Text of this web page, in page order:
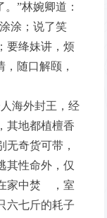
”林婉卿道：
涂；说了笑
要绛妹讲，烦
随口解颐，
海外封王，经
其地都植檀香
无奇货可带，
其性命外，仅
家中焚 ，室
六七斤的耗子